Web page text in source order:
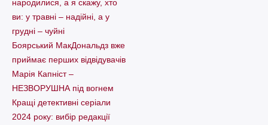
народилися, а я скажу, хто
ви: у травні – надійні, а у
грудні – чуйні
Боярський МакДональдз вже
приймає перших відвідувачів
Марія Капніст –
НЕЗВОРУШНА під вогнем
Кращі детективні серіали
2024 року: вибір редакції